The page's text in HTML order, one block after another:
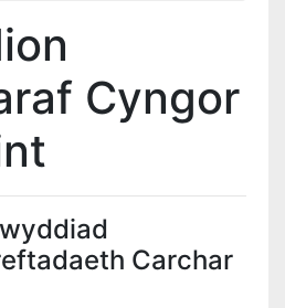
Cyngor
Carchar